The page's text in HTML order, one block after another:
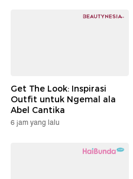
Get The Look: Inspirasi
Outfit untuk Ngemal ala
Abel Cantika
6 jam yang lalu